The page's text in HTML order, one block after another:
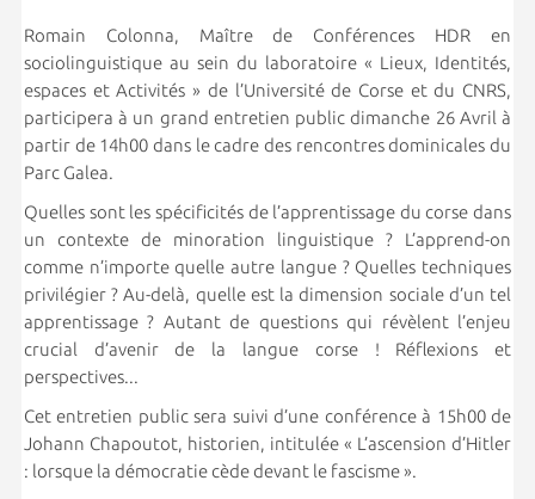
Romain Colonna, Maître de Conférences HDR en
sociolinguistique au sein du laboratoire « Lieux, Identités,
espaces et Activités » de l’Université de Corse et du CNRS,
participera à un grand entretien public dimanche 26 Avril à
partir de 14h00 dans le cadre des rencontres dominicales du
Parc Galea.
Quelles sont les spécificités de l’apprentissage du corse dans
un contexte de minoration linguistique ? L’apprend-on
comme n’importe quelle autre langue ? Quelles techniques
privilégier ? Au-delà, quelle est la dimension sociale d’un tel
apprentissage ? Autant de questions qui révèlent l’enjeu
crucial d’avenir de la langue corse ! Réflexions et
perspectives...
Cet entretien public sera suivi d’une conférence à 15h00 de
Johann Chapoutot, historien, intitulée « L’ascension d’Hitler
: lorsque la démocratie cède devant le fascisme ».